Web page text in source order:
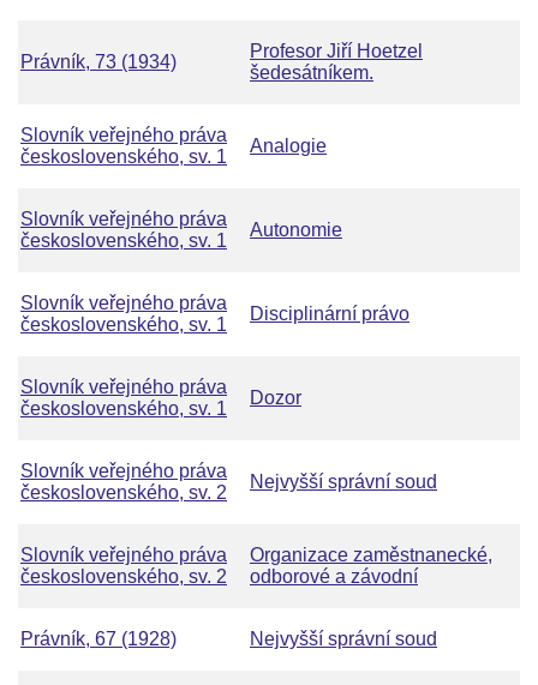
Právník, 73 (1934)
Profesor Jiří Hoetzel
šedesátníkem.
Slovník veřejného práva
československého, sv. 1
Analogie
Slovník veřejného práva
československého, sv. 1
Autonomie
Slovník veřejného práva
československého, sv. 1
Disciplinární právo
Slovník veřejného práva
československého, sv. 1
Dozor
Slovník veřejného práva
československého, sv. 2
Nejvyšší správní soud
Slovník veřejného práva
československého, sv. 2
Organizace zaměstnanecké,
odborové a závodní
Právník, 67 (1928) Nejvyšší správní soud